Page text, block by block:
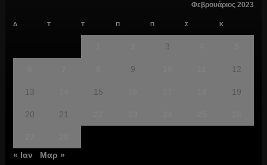
Φεβρουάριος 2023
Δ Τ Τ Π Π Σ Κ
3
9 12
13 15 19
20 21
« Ιαν
Μαρ »